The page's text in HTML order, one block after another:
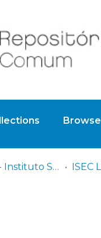
ISEC Lisboa - Instituto Superior de Educação e Ciências